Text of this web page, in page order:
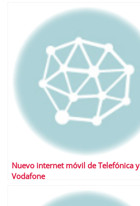
Nuevo internet móvil de Telefónica y
Vodafone